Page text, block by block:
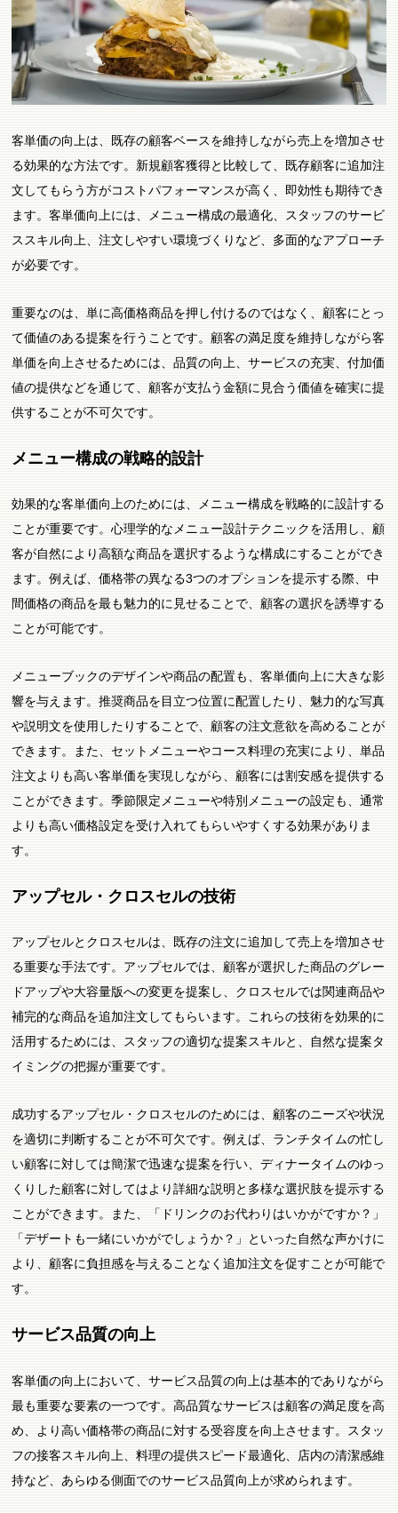
客単価の向上は、既存の顧客ベースを維持しながら売上を増加させ
る効果的な方法です。新規顧客獲得と比較して、既存顧客に追加注
文してもらう方がコストパフォーマンスが高く、即効性も期待でき
ます。客単価向上には、メニュー構成の最適化、スタッフのサービ
ススキル向上、注文しやすい環境づくりなど、多面的なアプローチ
が必要です。
重要なのは、単に高価格商品を押し付けるのではなく、顧客にとっ
て価値のある提案を行うことです。顧客の満足度を維持しながら客
単価を向上させるためには、品質の向上、サービスの充実、付加価
値の提供などを通じて、顧客が支払う金額に見合う価値を確実に提
供することが不可欠です。
メニュー構成の戦略的設計
効果的な客単価向上のためには、メニュー構成を戦略的に設計する
ことが重要です。心理学的なメニュー設計テクニックを活用し、顧
客が自然により高額な商品を選択するような構成にすることができ
ます。例えば、価格帯の異なる3つのオプションを提示する際、中
間価格の商品を最も魅力的に見せることで、顧客の選択を誘導する
ことが可能です。
メニューブックのデザインや商品の配置も、客単価向上に大きな影
響を与えます。推奨商品を目立つ位置に配置したり、魅力的な写真
や説明文を使用したりすることで、顧客の注文意欲を高めることが
できます。また、セットメニューやコース料理の充実により、単品
注文よりも高い客単価を実現しながら、顧客には割安感を提供する
ことができます。季節限定メニューや特別メニューの設定も、通常
よりも高い価格設定を受け入れてもらいやすくする効果がありま
す。
アップセル・クロスセルの技術
アップセルとクロスセルは、既存の注文に追加して売上を増加させ
る重要な手法です。アップセルでは、顧客が選択した商品のグレー
ドアップや大容量版への変更を提案し、クロスセルでは関連商品や
補完的な商品を追加注文してもらいます。これらの技術を効果的に
活用するためには、スタッフの適切な提案スキルと、自然な提案タ
イミングの把握が重要です。
成功するアップセル・クロスセルのためには、顧客のニーズや状況
を適切に判断することが不可欠です。例えば、ランチタイムの忙し
い顧客に対しては簡潔で迅速な提案を行い、ディナータイムのゆっ
くりした顧客に対してはより詳細な説明と多様な選択肢を提示する
ことができます。また、「ドリンクのお代わりはいかがですか？」
「デザートも一緒にいかがでしょうか？」といった自然な声かけに
より、顧客に負担感を与えることなく追加注文を促すことが可能で
す。
サービス品質の向上
客単価の向上において、サービス品質の向上は基本的でありながら
最も重要な要素の一つです。高品質なサービスは顧客の満足度を高
め、より高い価格帯の商品に対する受容度を向上させます。スタッ
フの接客スキル向上、料理の提供スピード最適化、店内の清潔感維
持など、あらゆる側面でのサービス品質向上が求められます。